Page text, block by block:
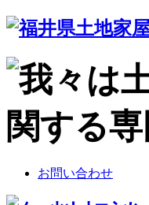
お問い合わせ